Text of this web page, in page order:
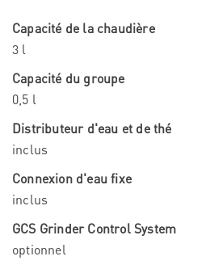
Capacité de la chaudière
3 l
Capacité du groupe
0,5 l
Distributeur d'eau et de thé
inclus
Connexion d'eau fixe
inclus
GCS Grinder Control System
optionnel